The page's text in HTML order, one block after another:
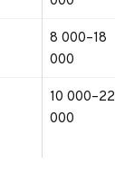
8 000–18
000
10 000–22
000